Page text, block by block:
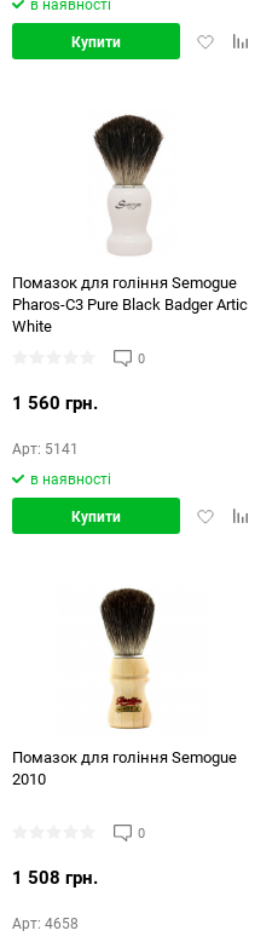
ДодатиДодати
Купити
Помазок для гоління Semogue
Pharos-C3 Pure Black Badger Artic
White
0
1 560 грн.
Арт: 5141
в наявності
ДодатиДодати
Купити
Помазок для гоління Semogue
2010
0
1 508 грн.
Арт: 4658